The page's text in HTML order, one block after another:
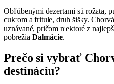
Obľúbenými dezertami sú rožata,
cukrom a fritule, druh šišky.
uznávané, pričom niektoré z
pobrežia Dalmácie.
Prečo si vybrať
destináciu?